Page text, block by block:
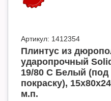
Артикул: 1412354
Плинтус из
ударопрочный
19/80 C Белый (под
покраску),
м.п.